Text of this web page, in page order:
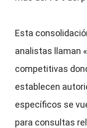
Esta
analistas llaman
competitivas
establecen
específicos se
para consultas